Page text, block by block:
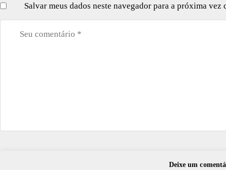
Salvar meus dados neste navegador para a próxima vez